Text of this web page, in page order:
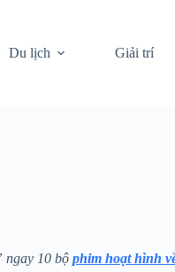
Du lịch Giải trí
ngay 10 bộ phim hoạt hình